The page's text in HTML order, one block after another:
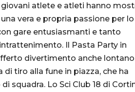
atlete e atleti hanno
vera e propria passione per lo
gare entusiasmanti e tanto
Il Pasta Party in
divertimento anche lontano
tiro alla fune in piazza, che ha
squadra. Lo Sci Club 18 di